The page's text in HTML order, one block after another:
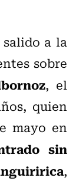
a la
sobre
, el
quien
mayo en
sin
,